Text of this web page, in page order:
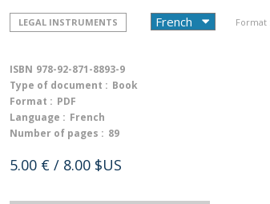
LEGAL INSTRUMENTS Format :
ISBN 978-92-871-8893-9
Type of document : Book
Format : PDF
Language : French
Number of pages : 89
5.00 € / 8.00 $US